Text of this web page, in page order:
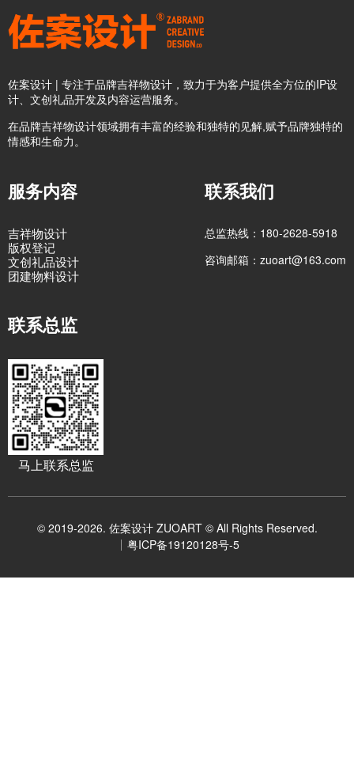
佐案设计 | 专注于品牌吉祥物设计，致力于为客户提供全方位的IP设
计、文创礼品开发及内容运营服务。
在品牌吉祥物设计领域拥有丰富的经验和独特的见解,赋予品牌独特的
情感和生命力。
服务内容
吉祥物设计
版权登记
文创礼品设计
团建物料设计
联系我们
总监热线：180-2628-5918
咨询邮箱：zuoart@163.com
联系总监
马上联系总监
© 2019-2026. 佐案设计 ZUOART © All Rights Reserved.
粤ICP备19120128号-5